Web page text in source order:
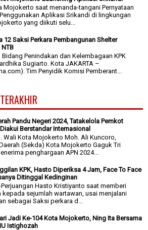
Mojokerto saat menanda-tangani Pernyataan
Aplikasi Srikandi di lingkungan
yang diikuti selu...
12 Saksi Perkara Pembangunan Shelter
Bidang Penindakan dan Kelembagaan KPK
Sugiarto. Kota JAKARTA –
Tim Penyidik Komisi Pemberant...
Pandu Negeri 2024, Tatakelola Pemkot
Berstandar Internasional
Wali Kota Mojokerto Moh. Ali Kuncoro,
(Sekda) Kota Mojokerto Gaguk Tri
penghargaan APN 2024...
KPK, Hasto Diperiksa 4 Jam, Face To Face
Ditinggal Kedinginan
Perjuangan Hasto Kristiyanto saat memberi
kepada sejumlah wartawan, usai menjalani
sebagai Saksi perkara d...
Jadi Ke-104 Kota Mojokerto, Ning Ita Bersama
Istighozah